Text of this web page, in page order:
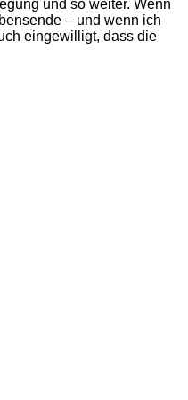
und so weiter. Wenn
– und wenn ich
eingewilligt, dass die